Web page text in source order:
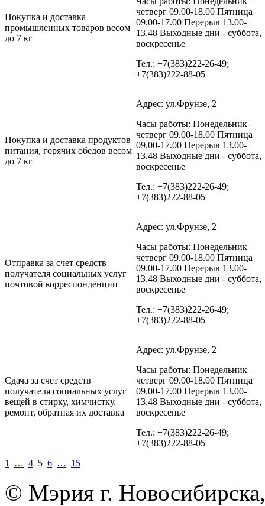
Покупка и доставка
промышленных товаров весом
до 7 кг
четверг 09.00-18.00 Пятница
09.00-17.00 Перерыв 13.00-
13.48 Выходные дни - суббота,
воскресенье
Тел.: +7(383)222-26-49;
+7(383)222-88-05
Покупка и доставка продуктов
питания, горячих обедов весом
до 7 кг
Адрес: ул.Фрунзе, 2
Часы работы: Понедельник –
четверг 09.00-18.00 Пятница
09.00-17.00 Перерыв 13.00-
13.48 Выходные дни - суббота,
воскресенье
Тел.: +7(383)222-26-49;
+7(383)222-88-05
Отправка за счет средств
получателя социальных услуг
почтовой корреспонденции
Адрес: ул.Фрунзе, 2
Часы работы: Понедельник –
четверг 09.00-18.00 Пятница
09.00-17.00 Перерыв 13.00-
13.48 Выходные дни - суббота,
воскресенье
Тел.: +7(383)222-26-49;
+7(383)222-88-05
Сдача за счет средств
получателя социальных услуг
вещей в стирку, химчистку,
ремонт, обратная их доставка
Адрес: ул.Фрунзе, 2
Часы работы: Понедельник –
четверг 09.00-18.00 Пятница
09.00-17.00 Перерыв 13.00-
13.48 Выходные дни - суббота,
воскресенье
Тел.: +7(383)222-26-49;
+7(383)222-88-05
1
… 4 5 6 … 15
© Мэрия г.